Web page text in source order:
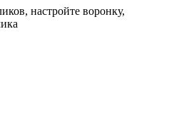
настройте воронку,